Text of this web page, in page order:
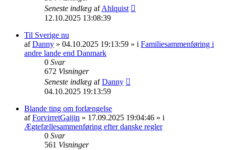
Seneste indlæg afAhlquist
12.10.2025 13:08:39
Til Sverige nu
afDanny » 04.10.2025 19:13:59 » i Familiesammenføring i
andre lande end Danmark
0 Svar
672 Visninger
Seneste indlæg afDanny
04.10.2025 19:13:59
Blande ting om forlængelse
afForvirretGaijin » 17.09.2025 19:04:46 » i
Ægtefællesammenføring efter danske regler
0 Svar
561 Visninger